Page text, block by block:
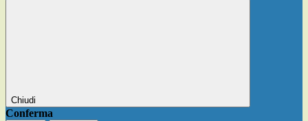
Chiudi
Conferma